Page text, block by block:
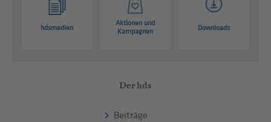
hdsmedien
Aktionen und
Kampagnen
Downloads
Der hds
Beiträge